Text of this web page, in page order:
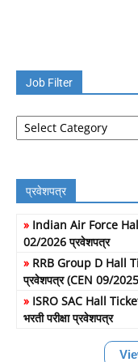
Job Filter
Job
Filter
प्रवेशपत्र
» Indian Air Force Hall
02/2026 प्रवेशपत्र
» RRB Group D Hall
प्रवेशपत्र (CEN 09/
» ISRO SAC Hall
भरती परीक्षा प्रवेशपत्र